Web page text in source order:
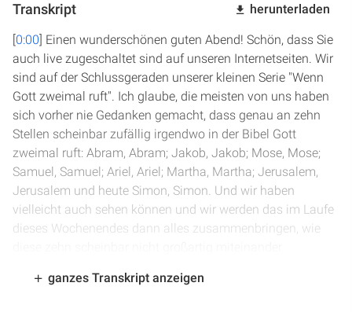
Transkript herunterladen
[0:00] Einen wunderschönen guten Abend! Schön, dass Sie
auch live zugeschaltet sind auf unseren Internetseiten. Wir
sind auf der Schlussgeraden unserer kleinen Serie "Wenn
Gott zweimal ruft". Ich glaube, die meisten von uns haben
sich vorher nie Gedanken gemacht, dass genau an zehn
Stellen scheinbar zufällig irgendwo in der Bibel Gott
zweimal ruft: Abram, Abram; Jakob, Jakob; Mose, Mose;
Samuel, Samuel; Ariel, Ariel; Martha, Martha; Jerusalem,
Jerusalem und heute Simon, Simon. Und wir haben
vielleicht auch sehen können und wir werden das im Laufe
dieses Wochenendes dann alles zusammenbringen, wie
roten Faden sogar noch haben, der vor allem uns
ganzes Transkript anzeigen